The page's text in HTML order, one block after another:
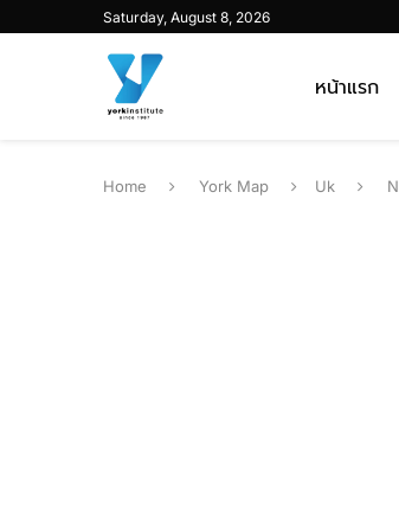
Saturday, August 8, 2026
หน้าแรก
Home York Map Uk